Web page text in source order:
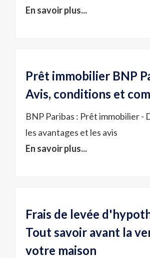
En savoir plus...
Prêt immobilier BNP
Avis, conditions et
BNP Paribas : Prêt immobilier -
les avantages et les avis
En savoir plus...
Frais de levée
Tout savoir avant la
votre maison